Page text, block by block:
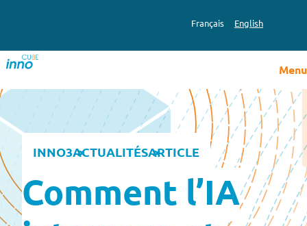
Français English
Menu
INNO3ACTUALITÉSARTICLE
Comment l’IA